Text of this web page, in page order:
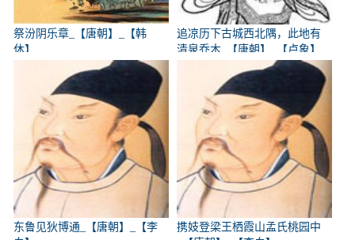
祭汾阴乐章_【唐朝】_【韩
休】
追凉历下古城西北隅，此地有
清泉乔木_【唐朝】_【卢象】
东鲁见狄博通_【唐朝】_【李
携妓登梁王栖霞山孟氏桃园中